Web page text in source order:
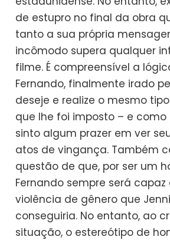
de estupro no final da obra
tanto a sua própria
incômodo supera qualquer
filme. É compreensível a
Fernando, finalmente irado
deseje e realize o mesmo
que lhe foi imposto – e como
sinto algum prazer em ver
atos de vingança. Também
questão de que, por ser um
Fernando sempre será
violência de gênero que
conseguiria. No entanto, ao
situação, o estereótipo de